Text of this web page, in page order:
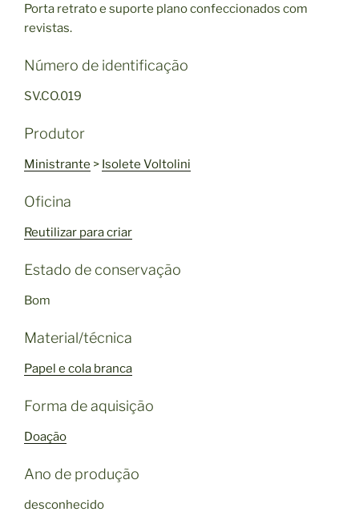
Porta retrato e suporte plano confeccionados com
revistas.
Número de identificação
SV.CO.019
Produtor
Ministrante > Isolete Voltolini
Oficina
Reutilizar para criar
Estado de conservação
Bom
Material/técnica
Papel e cola branca
Forma de aquisição
Doação
Ano de produção
desconhecido